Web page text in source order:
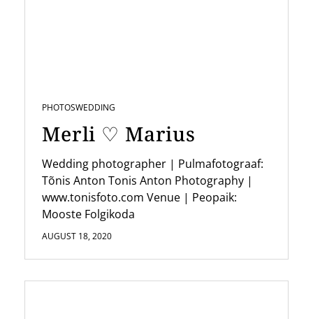
PHOTOSWEDDING
Merli ♡ Marius
Wedding photographer | Pulmafotograaf:
Tõnis Anton Tonis Anton Photography |
www.tonisfoto.com Venue | Peopaik:
Mooste Folgikoda
AUGUST 18, 2020